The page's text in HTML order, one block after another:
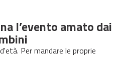
l’evento amato dai
Per mandare le proprie